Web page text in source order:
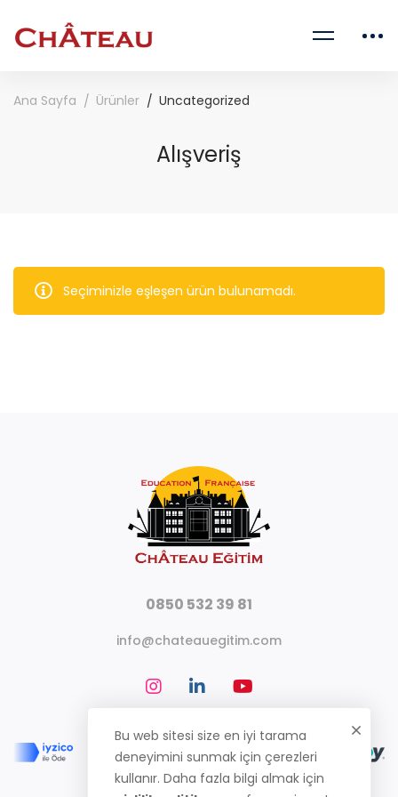
Ana Sayfa Ürünler Uncategorized
Alışveriş
Seçiminizle eşleşen ürün bulunamadı.
0850 532 39 81
info@chateauegitim.com
Bu web sitesi size en iyi tarama
deneyimini sunmak için çerezleri
kullanır. Daha fazla bilgi almak için